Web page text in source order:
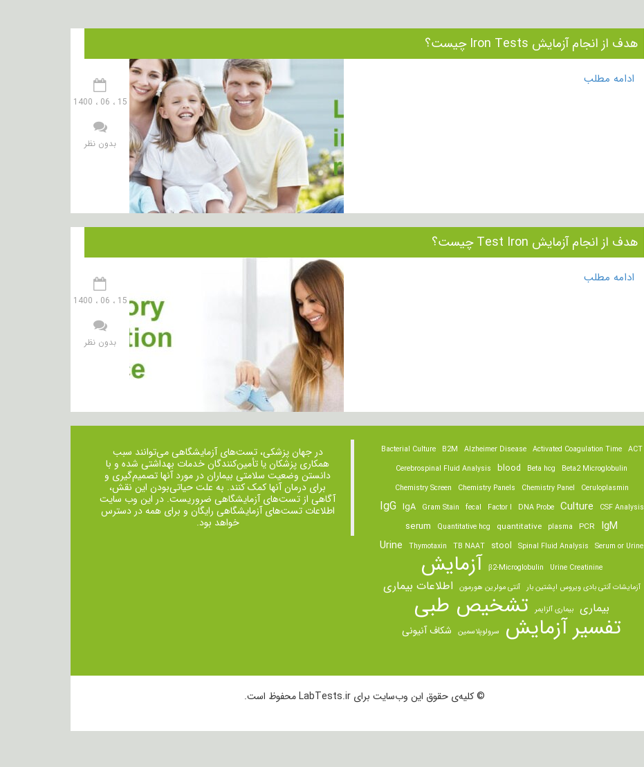
هدف از انجام آزمایش Iron Tests چیست؟
15 ، 06 ، 1400
بدون نظر
ادامه مطلب
هدف از انجام آزمایش Test Iron چیست؟
15 ، 06 ، 1400
بدون نظر
ادامه مطلب
ACT
Activated Coagulation Time
Alzheimer Disease
B2M
Bacterial Culture
Beta2 Microglobulin
Beta hcg
blood
Cerebrospinal Fluid Analysis
Ceruloplasmin
Chemistry Panel
Chemistry Panels
Chemistry Screen
CSF Analysis
Culture
DNA Probe
Factor I
fecal
Gram Stain
IgA
IgG
IgM
PCR
plasma
quantitative
Quantitative hcg
serum
Serum or Urine
Spinal Fluid Analysis
stool
TB NAAT
Thymotaxin
Urine
Urine Creatinine
β2-Microglobulin آزمایش
آزمایشات آنتی بادی ویروس اپشتین بار آنتی مولرین هورمون اطلاعات بیماری
بیماری بیماری آلزایمر تشخیص طبی
تفسیر آزمایش سرولوپلاسمین شکاف آنیونی
در جهان پزشکی، تست‌های آزمایشگاهی می‌توانند سبب
همکاری پزشکان یا تأمین‌کنندگان خدمات بهداشتی شده و با
دانستن وضعیت سلامتی بیماران در مورد آنها تصمیم‌گیری و
برای درمان ‌آنها کمک کنند. به علت حیاتی‌بودن این نقش،
آگاهی از تست‌های آزمایشگاهی ضروریست. در این وب سایت
اطلاعات تست‌های آزمایشگاهی رایگان و برای همه در دسترس
خواهد بود.
© کلیه‌ی حقوق این وب‌سایت برای LabTests.ir محفوظ است.